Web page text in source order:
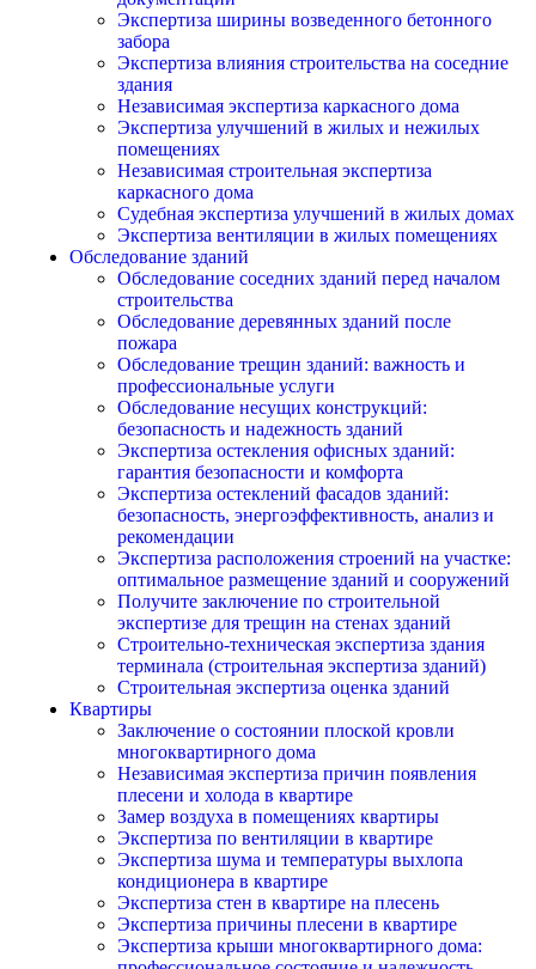
Экспертиза ширины возведенного бетонного
забора
Экспертиза влияния строительства на соседние
здания
Независимая экспертиза каркасного дома
Экспертиза улучшений в жилых и нежилых
помещениях
Независимая строительная экспертиза
каркасного дома
Судебная экспертиза улучшений в жилых домах
Экспертиза вентиляции в жилых помещениях
Обследование зданий
Обследование соседних зданий перед началом
строительства
Обследование деревянных зданий после
пожара
Обследование трещин зданий: важность и
профессиональные услуги
Обследование несущих конструкций:
безопасность и надежность зданий
Экспертиза остекления офисных зданий:
гарантия безопасности и комфорта
Экспертиза остеклений фасадов зданий:
безопасность, энергоэффективность, анализ и
рекомендации
Экспертиза расположения строений на участке:
оптимальное размещение зданий и сооружений
Получите заключение по строительной
экспертизе для трещин на стенах зданий
Строительно-техническая экспертиза здания
терминала (строительная экспертиза зданий)
Строительная экспертиза оценка зданий
Квартиры
Заключение о состоянии плоской кровли
многоквартирного дома
Независимая экспертиза причин появления
плесени и холода в квартире
Замер воздуха в помещениях квартиры
Экспертиза по вентиляции в квартире
Экспертиза шума и температуры выхлопа
кондиционера в квартире
Экспертиза стен в квартире на плесень
Экспертиза причины плесени в квартире
Экспертиза крыши многоквартирного дома: